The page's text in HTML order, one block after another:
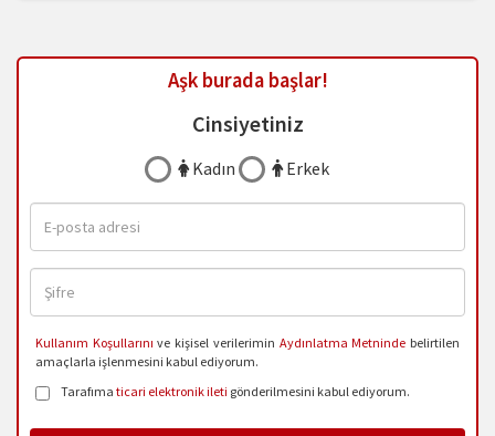
Aşk burada başlar!
Cinsiyetiniz
Kadın Erkek
Kullanım Koşullarını ve kişisel verilerimin Aydınlatma Metninde belirtilen
amaçlarla işlenmesini kabul ediyorum.
Tarafıma ticari elektronik ileti gönderilmesini kabul ediyorum.